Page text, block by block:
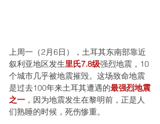
上周一（2月6日），土耳其东南部靠近
叙利亚地区发生里氏7.8级强烈地震，10
个城市几乎被地震摧毁。这场致命地震
是过去100年来土耳其遭遇的最强烈地震
之一 ，因为地震发生在黎明前，正是人
们熟睡的时候，死伤惨重。